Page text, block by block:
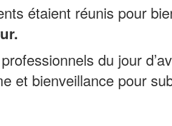
étaient réunis pour
du jour
et bienveillance pour